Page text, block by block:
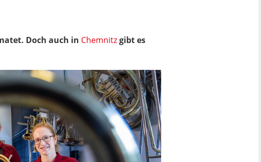
Doch auch in Chemnitzgibt es